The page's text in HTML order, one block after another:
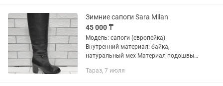
000...
Зимние сапоги Sara Milan
45 000 ₸
Модель: сапоги (европейка)
Внутренний материал: байка,
натуральный мех Материал подошвы:
стельки: натуральный густой мех
Тараз, 7 июля